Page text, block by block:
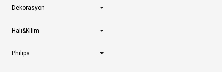
Dekorasyon
Halı&Kilim
Philips